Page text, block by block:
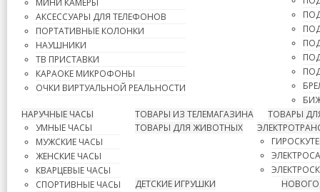
МИНИ КАМЕРЫ
АКСЕССУАРЫ ДЛЯ ТЕЛЕФОНОВ
ПОРТАТИВНЫЕ КОЛОНКИ
НАУШНИКИ
ТВ ПРИСТАВКИ
КАРАОКЕ МИКРОФОНЫ
ОЧКИ ВИРТУАЛЬНОЙ РЕАЛЬНОСТИ
НАРУЧНЫЕ ЧАСЫ
УМНЫЕ ЧАСЫ
МУЖСКИЕ ЧАСЫ
ЖЕНСКИЕ ЧАСЫ
КВАРЦЕВЫЕ ЧАСЫ
СПОРТИВНЫЕ ЧАСЫ
ТОВАРЫ ИЗ ТЕЛЕМАГАЗИНА
ТОВАРЫ
ТОВАРЫ ДЛЯ ЖИВОТНЫХ
ДЕТСКИЕ ИГРУШКИ